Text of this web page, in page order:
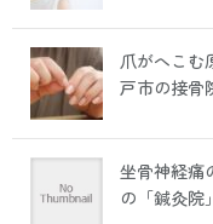
爪がへこむ
戸市の接骨
坐骨神経痛
の「鍼灸院